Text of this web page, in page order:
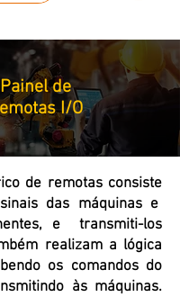
Painel de
I/O
de remotas consiste
das máquinas e
e transmiti-los
realizam a lógica
os comandos do
às máquinas.